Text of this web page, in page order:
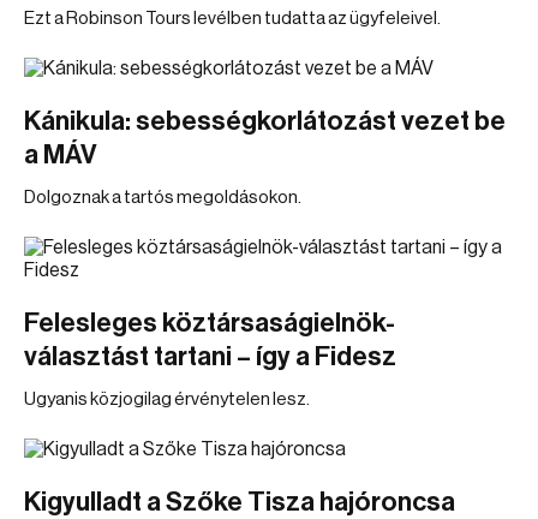
Ezt a Robinson Tours levélben tudatta az ügyfeleivel.
Kánikula: sebességkorlátozást vezet be
a MÁV
Dolgoznak a tartós megoldásokon.
Felesleges köztársaságielnök-
választást tartani – így a Fidesz
Ugyanis közjogilag érvénytelen lesz.
Kigyulladt a Szőke Tisza hajóroncsa